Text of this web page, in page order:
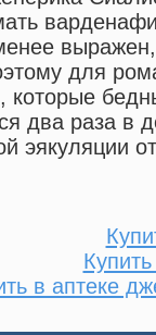
для
которые
два раза в
эякуляции
в аптеке